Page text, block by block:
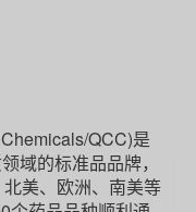
QCC)是
域的标准品品牌，
美、欧洲、南美等